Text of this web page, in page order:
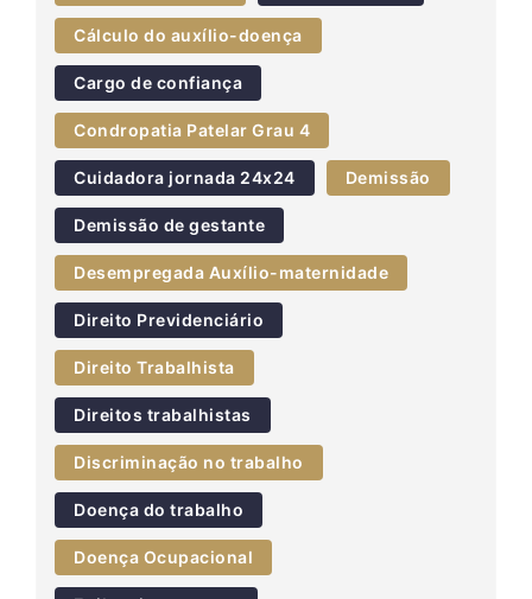
Cálculo do auxílio-doença
Cargo de confiança
Condropatia Patelar Grau 4
Cuidadora jornada 24x24 Demissão
Demissão de gestante
Desempregada Auxílio-maternidade
Direito Previdenciário
Direito Trabalhista
Direitos trabalhistas
Discriminação no trabalho
Doença do trabalho
Doença Ocupacional